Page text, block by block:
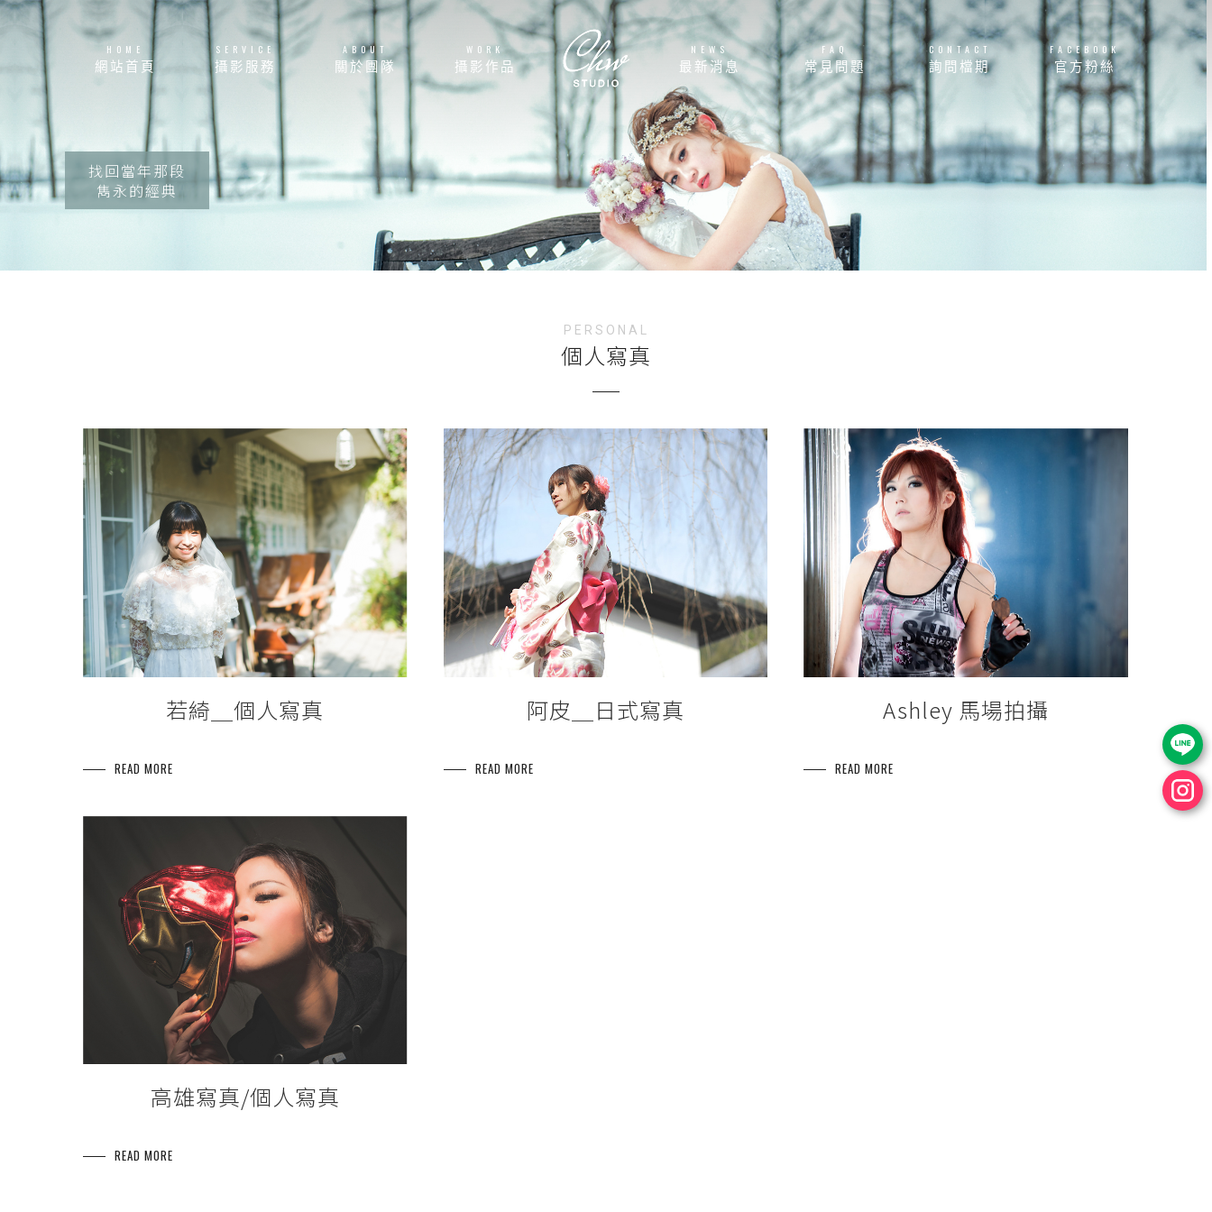
HOME
網站首頁
SERVICE
攝影服務
ABOUT
關於團隊
WORK
攝影作品
NEWS
最新消息
FAQ
常見問題
CONTACT
詢問檔期
FACEBOOK
官方粉絲
找回當年那段
雋永的經典
PERSONAL
個人寫真
若綺＿個人寫真
READ MORE
阿皮＿日式寫真
READ MORE
Ashley 馬場拍攝
READ MORE
高雄寫真/個人寫真
READ MORE